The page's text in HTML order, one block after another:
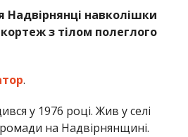
Надвірнянці навколішки
з тілом полеглого
.
у 1976 році. Жив у селі
на Надвірнянщині.